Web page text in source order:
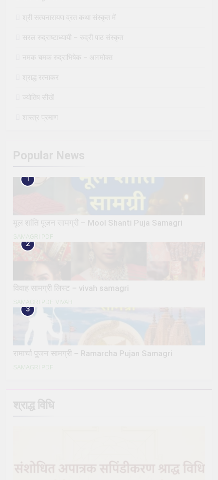
श्री सत्यनारायण व्रत कथा संस्कृत में
सरल रुद्राष्टाध्यायी – रुद्री पाठ संस्कृत
नमक चमक रुद्राभिषेक – आगमोक्त
श्राद्ध रत्नाकर
ज्योतिष सीखें
शास्त्र प्रमाण
Popular News
1
मूल शांति पूजन सामग्री – Mool Shanti Puja Samagri
SAMAGRI PDF
2
विवाह सामग्री लिस्ट – vivah samagri
SAMAGRI PDF
3
रामार्चा पूजन सामग्री – Ramarcha Pujan Samagri
SAMAGRI PDF
श्राद्ध विधि